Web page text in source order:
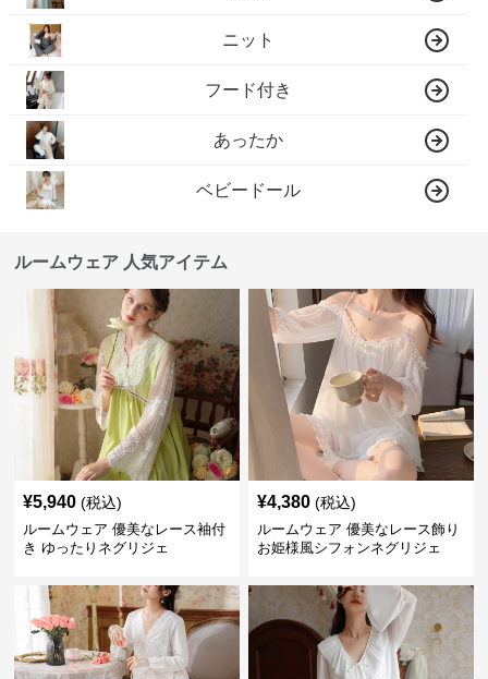
ニット
フード付き
あったか
ベビードール
ルームウェア 人気アイテム
¥5,940 (税込)
ルームウェア 優美なレース袖付
き ゆったりネグリジェ
¥4,380 (税込)
ルームウェア 優美なレース飾り
お姫様風シフォンネグリジェ